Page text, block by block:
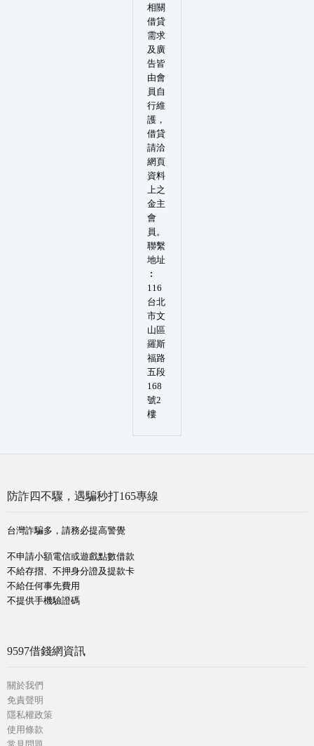
相關
借貸
需求
及廣
告皆
由會
員自
行維
護，
借貸
請洽
網頁
資料
上之
金主
會
員。
聯繫
地址
︰
116
台北
市文
山區
羅斯
福路
五段
168
號2
樓
防詐四不驟，遇騙秒打165專線
台灣詐騙多，請務必提高警覺
不申請小額電信或遊戲點數借款
不給存摺、不押身分證及提款卡
不給任何事先費用
不提供手機驗證碼
9597借錢網資訊
關於我們
免責聲明
隱私權政策
使用條款